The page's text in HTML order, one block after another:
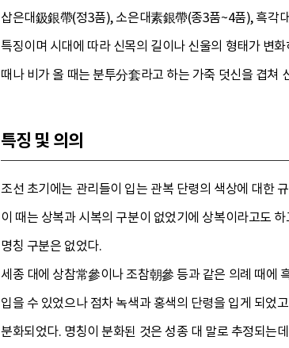
삽은대鈒銀帶(정3품), 소은대素銀帶(종3품~4품), 흑각
특징이며 시대에 따라 신목의 길이나 신울의 형태가 변
때나 비가 올 때는 분투分套라고 하는 가죽 덧신을 겹쳐
특징 및 의의
조선 초기에는 관리들이 입는 관복 단령의 색상에 대한
이 때는 상복과 시복의 구분이 없었기에 상복이라고도
명칭 구분은 없었다.
세종 대에 상참常參이나 조참朝參 등과 같은 의례 때에
입을 수 있었으나 점차 녹색과 홍색의 단령을 입게 되었
분화되었다. 명칭이 분화된 것은 성종 대 말로 추정되